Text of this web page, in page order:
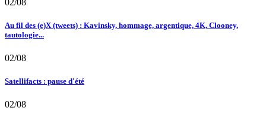
Au fil des (e)X (tweets) : Kavinsky, hommage, argentique, 4K, Clooney,
tautologie...
02/08
Satellifacts : pause d'été
02/08